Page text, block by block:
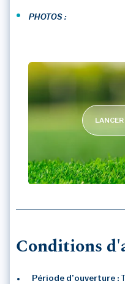
• PHOTOS :
Conditions
Période d’ouverture :